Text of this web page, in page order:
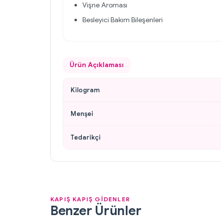
Vişne Aroması
Besleyici Bakım Bileşenleri
Ürün Açıklaması
Kilogram
Menşei
Tedarikçi
KAPIŞ KAPIŞ GİDENLER
Benzer Ürünler